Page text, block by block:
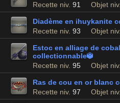
Recette niv. 91 Objet niv.
Diadème en ihuykanite
Recette niv. 93 Objet niv.
Estoc en alliage de
collectionnable
Recette niv. 95 Objet niv.
Ras de cou en or blanc
Recette niv. 97 Objet niv.